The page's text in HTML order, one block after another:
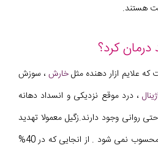
هستند.
درمان کرد؟
علایم ازار دهنده مثلخارش ، سوزش
، درد موقع نزدیکی و انسداد دهانه
روانی وجود دارند.زگیل معمولا تهدید
محسوب نمی شود . از انجایی که در 40%